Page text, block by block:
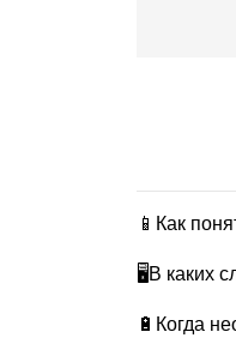
📱Как
🖥В каких
🔋Когда